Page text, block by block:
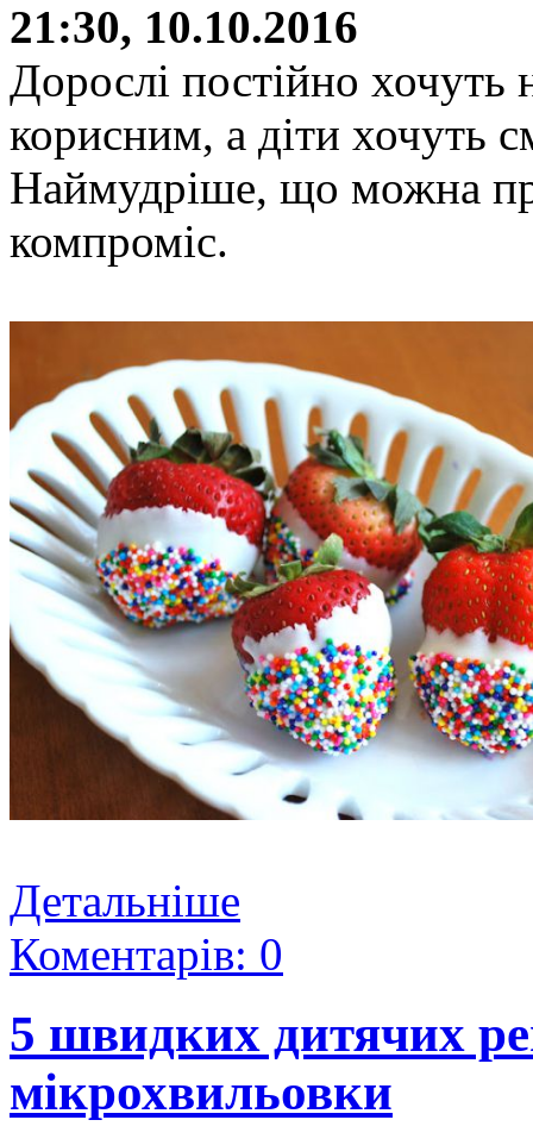
21:30, 10.10.2016
Дорослі постійно хочуть
корисним, а діти хочуть
Наймудріше, що можна
компроміс.
Детальніше
Коментарів: 0
5 швидких дитячих
мікрохвильовки